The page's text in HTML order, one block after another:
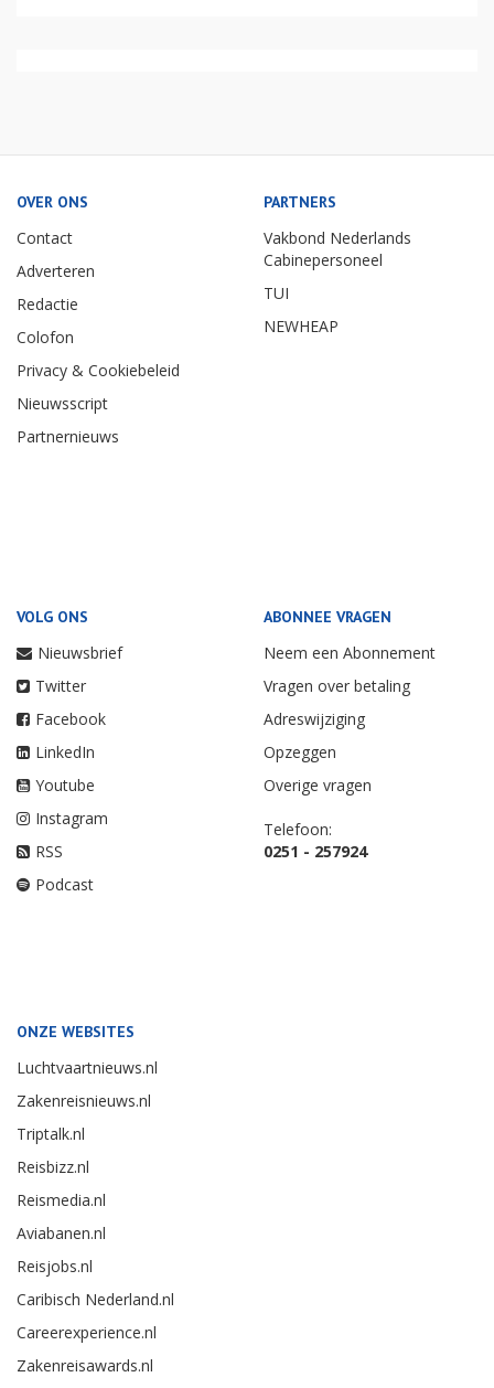
OVER ONS
Contact
Adverteren
Redactie
Colofon
Privacy & Cookiebeleid
Nieuwsscript
Partnernieuws
PARTNERS
Vakbond Nederlands
Cabinepersoneel
TUI
NEWHEAP
VOLG ONS
Nieuwsbrief
Twitter
Facebook
LinkedIn
Youtube
Instagram
RSS
Podcast
ABONNEE VRAGEN
Neem een Abonnement
Vragen over betaling
Adreswijziging
Opzeggen
Overige vragen
Telefoon:
0251 - 257924
ONZE WEBSITES
Luchtvaartnieuws.nl
Zakenreisnieuws.nl
Triptalk.nl
Reisbizz.nl
Reismedia.nl
Aviabanen.nl
Reisjobs.nl
Caribisch Nederland.nl
Careerexperience.nl
Zakenreisawards.nl